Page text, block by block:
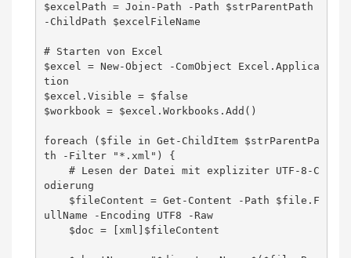
$excelPath = Join-Path -Path $strParentPath
-ChildPath $excelFileName
# Starten von Excel
$excel = New-Object -ComObject Excel.Applica
tion
$excel.Visible = $false
$workbook = $excel.Workbooks.Add()
foreach ($file in Get-ChildItem $strParentPa
th -Filter "*.xml") {
odierung
ullName -Encoding UTF8 -Raw